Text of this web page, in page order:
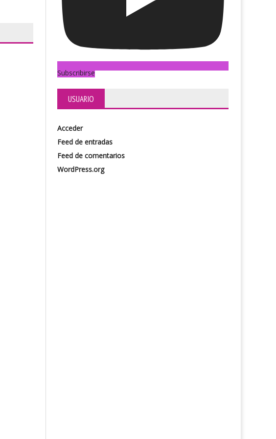
Subscribirse
USUARIO
Acceder
Feed de entradas
Feed de comentarios
WordPress.org